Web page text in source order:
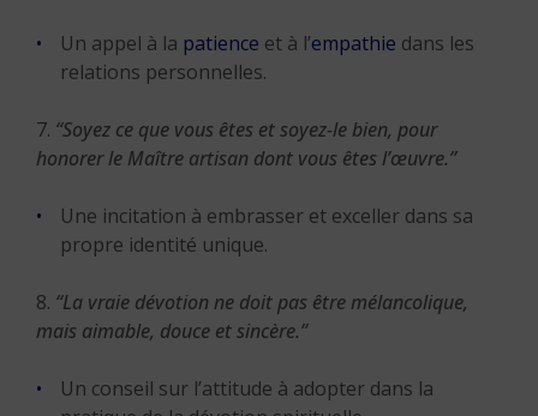
Un appel à la patience et à l’empathie dans les
relations personnelles.
7. “Soyez ce que vous êtes et soyez-le bien, pour
honorer le Maître artisan dont vous êtes l’œuvre.”
Une incitation à embrasser et exceller dans sa
propre identité unique.
8. “La vraie dévotion ne doit pas être mélancolique,
mais aimable, douce et sincère.”
Un conseil sur l’attitude à adopter dans la